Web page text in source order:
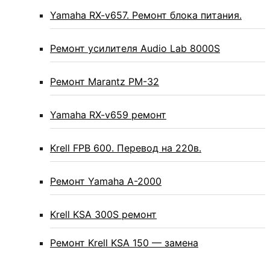
Yamaha RX-v657. Ремонт блока питания.
Ремонт усилителя Audio Lab 8000S
Ремонт Marantz PM-32
Yamaha RX-v659 ремонт
Krell FPB 600. Перевод на 220в.
Ремонт Yamaha A-2000
Krell KSA 300S ремонт
Ремонт Krell KSA 150 — замена